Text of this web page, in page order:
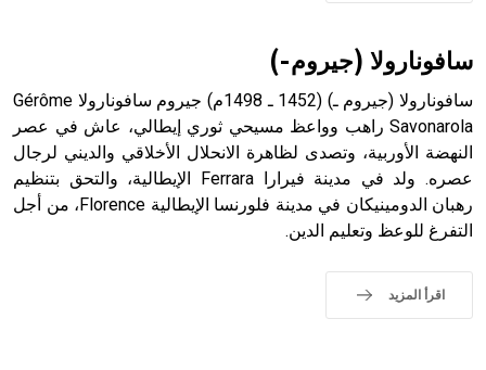
sign تكتب منفصلة غير متصلة، وتعتمد المبدأ الأكوروفوني،
حيث تقتصر القيمة الصوتية للعلامة الك
سافونارولا (جيروم-)
سافونارولا (جيروم ـ) (1452 ـ 1498م) جيروم سافونارولا Gérôme
Savonarola راهب وواعظ مسيحي ثوري إيطالي، عاش في عصر
النهضة الأوربية، وتصدى لظاهرة الانحلال الأخلاقي والديني لرجال
عصره. ولد في مدينة فيرارا Ferrara الإيطالية، والتحق بتنظيم
رهبان الدومينيكان في مدينة فلورنسا الإيطالية Florence، من أجل
التفرغ للوعظ وتعليم الدين.
اقرأ المزيد